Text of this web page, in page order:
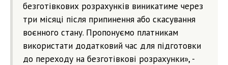
безготівкових розрахунків виникатиме через
три місяці після припинення або скасування
воєнного стану. Пропонуємо платникам
використати додатковий час для підготовки
до переходу на безготівкові розрахунки», -